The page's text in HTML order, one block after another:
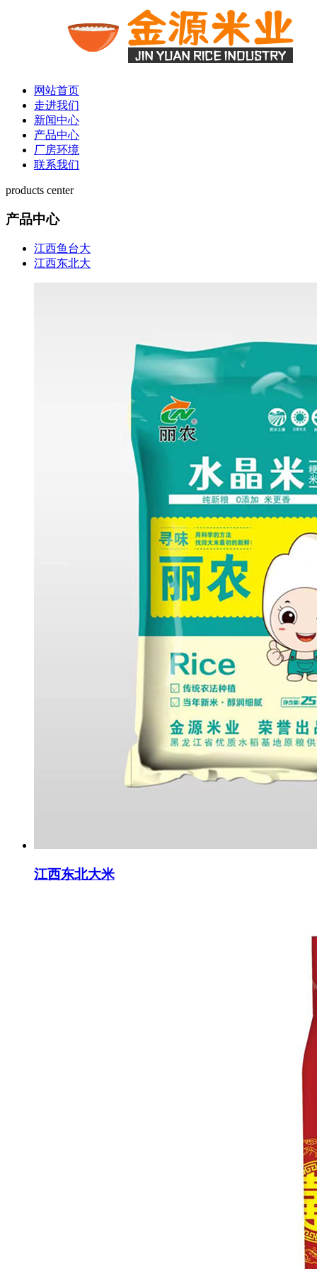
网站首页
走进我们
新闻中心
产品中心
厂房环境
联系我们
products center
产品中心
江西鱼台大
江西东北大
江西东北大米